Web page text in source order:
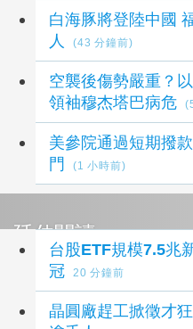
白海豚將登陸中國 福建浙江上海共撤離約21萬
人
(43 分鐘前)
空襲後傷勢嚴重？
領袖穆杰塔巴病危
美參院通過短期撥
門
(1 小時前)
延伸閱讀
台股ETF規模7.5
冠
20 分鐘前
晶圓廠趕工掀徵才